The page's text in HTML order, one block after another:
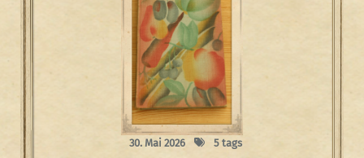
30. Mai 2026 5 tags